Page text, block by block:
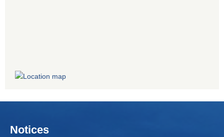
Notices